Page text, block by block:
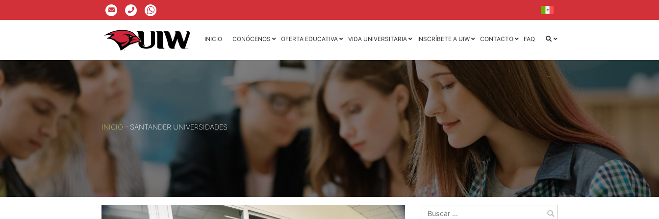
INICIO CONÓCENOS OFERTA EDUCATIVA
Licenciatura en
Contaduría Pública y
Finanzas
Licenciatura en Derecho
Licenciatura en
Dirección y
Administración de
Empresas
Licenciatura en
Negocios Internacionales
Licenciatura en Nutrición
Licenciatura en
Licenciatura en
Mercadotecnia
Licenciatura en
Animación 3D y Diseño
de Videojuegos
Licenciatura en Diseño y
Mercadotecnia de la
Ingeniería Industrial
Ingeniería Mecánica
Ingeniería Mecatrónica
VIDA UNIVERSITARIA INSCRÍBETE A UIW CONTACTO FAQ
INICIO - SANTANDER UNIVERSIDADES
Buscar: